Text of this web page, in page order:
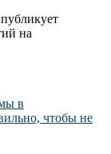
на
в
чтобы не